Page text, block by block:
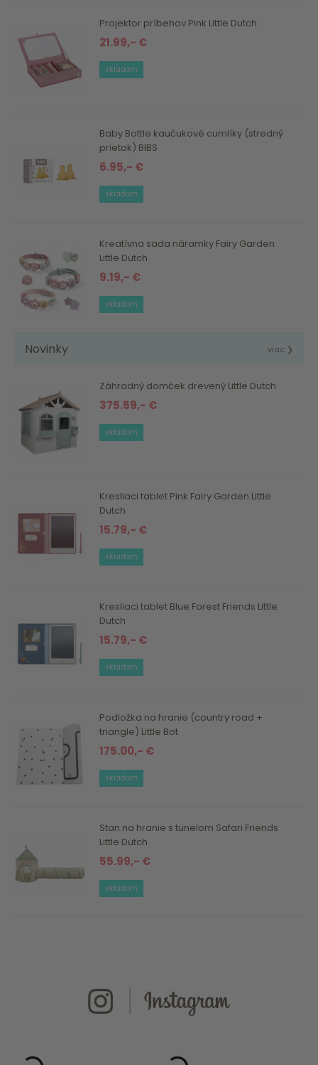
Projektor príbehov Pink Little Dutch
21.99,- €
skladom
Baby Bottle kaučukové cumlíky (stredný
prietok) BIBS
6.95,- €
skladom
Kreatívna sada náramky Fairy Garden
Little Dutch
9.19,- €
skladom
Novinky viac ❯
Záhradný domček drevený Little Dutch
375.59,- €
skladom
Kresliaci tablet Pink Fairy Garden Little
Dutch
15.79,- €
skladom
Kresliaci tablet Blue Forest Friends Little
Dutch
15.79,- €
skladom
Podložka na hranie (country road +
triangle) Little Bot
175.00,- €
skladom
Stan na hranie s tunelom Safari Friends
Little Dutch
55.99,- €
skladom